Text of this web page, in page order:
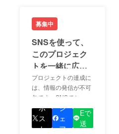
募集中
SNSを使って、
このプロジェク
トを一緒に広め
ましょう！
プロジェクトの達成に
は、情報の発信が不可
欠です。SNSでシェア
をして、あなたが応援
しているプロジェクト
の良さを知ってもらい
ポ
ス
ト
シ
ェ
ア
Eで
送